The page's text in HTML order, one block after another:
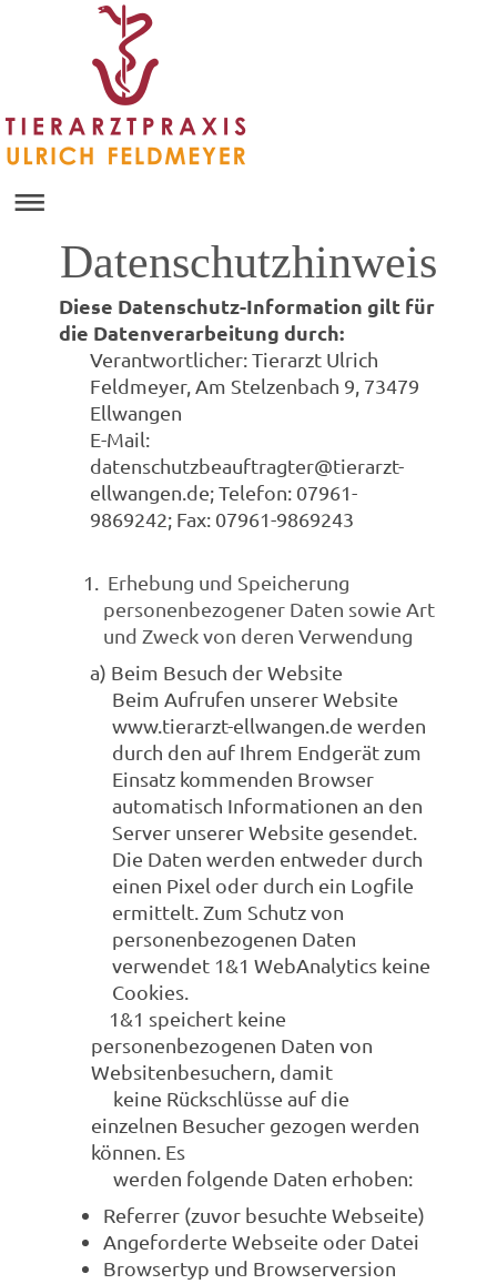
Datenschutzhinweis
Diese Datenschutz-Information gilt für
die Datenverarbeitung durch:
Verantwortlicher: Tierarzt Ulrich
Feldmeyer, Am Stelzenbach 9, 73479
Ellwangen
E-Mail:
datenschutzbeauftragter@tierarzt-
ellwangen.de; Telefon: 07961-
9869242; Fax: 07961-9869243
Erhebung und Speicherung
personenbezogener Daten sowie Art
und Zweck von deren Verwendung
a) Beim Besuch der Website
Beim Aufrufen unserer Website
www.tierarzt-ellwangen.de werden
durch den auf Ihrem Endgerät zum
Einsatz kommenden Browser
automatisch Informationen an den
Server unserer Website gesendet.
Die Daten werden entweder durch
einen Pixel oder durch ein Logfile
ermittelt. Zum Schutz von
personenbezogenen Daten
verwendet 1&1 WebAnalytics keine
Cookies.
1&1 speichert keine
personenbezogenen Daten von
Websitenbesuchern, damit
keine Rückschlüsse auf die
einzelnen Besucher gezogen werden
können. Es
werden folgende Daten erhoben:
Referrer (zuvor besuchte Webseite)
Angeforderte Webseite oder Datei
Browsertyp und Browserversion